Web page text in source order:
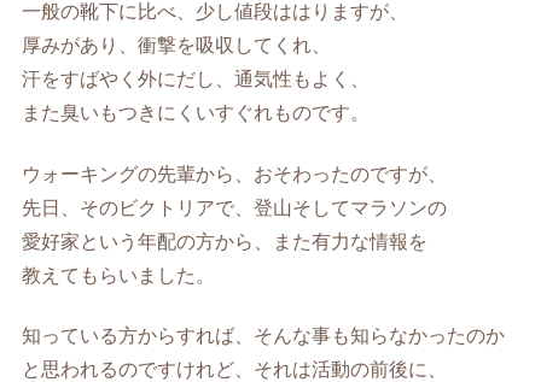
一般の靴下に比べ、少し値段ははりますが、
厚みがあり、衝撃を吸収してくれ、
汗をすばやく外にだし、通気性もよく、
また臭いもつきにくいすぐれものです。
ウォーキングの先輩から、おそわったのですが、
先日、そのビクトリアで、登山そしてマラソンの
愛好家という年配の方から、また有力な情報を
教えてもらいました。
知っている方からすれば、そんな事も知らなかったのか
と思われるのですけれど、それは活動の前後に、